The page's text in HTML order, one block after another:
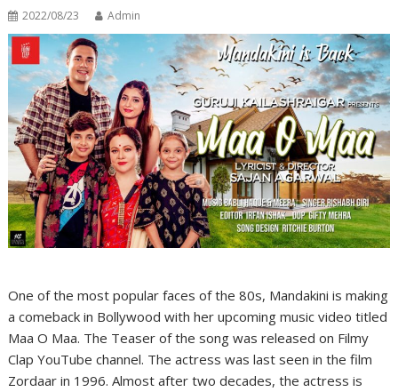
2022/08/23 Admin
One of the most popular faces of the 80s, Mandakini is making
a comeback in Bollywood with her upcoming music video titled
Maa O Maa. The Teaser of the song was released on Filmy
Clap YouTube channel. The actress was last seen in the film
Zordaar in 1996. Almost after two decades, the actress is